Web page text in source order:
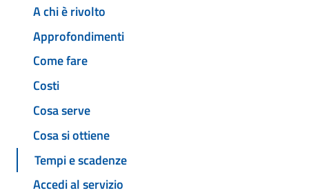
A chi è rivolto
Approfondimenti
Come fare
Costi
Cosa serve
Cosa si ottiene
Tempi e scadenze
Accedi al servizio